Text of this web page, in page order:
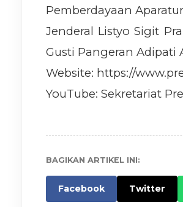
Pemberdayaan
Jenderal Listyo Sigit
Gusti Pangeran Adipati
Website: https://
YouTube: Sekretariat
BAGIKAN ARTIKEL INI:
Facebook Twitter